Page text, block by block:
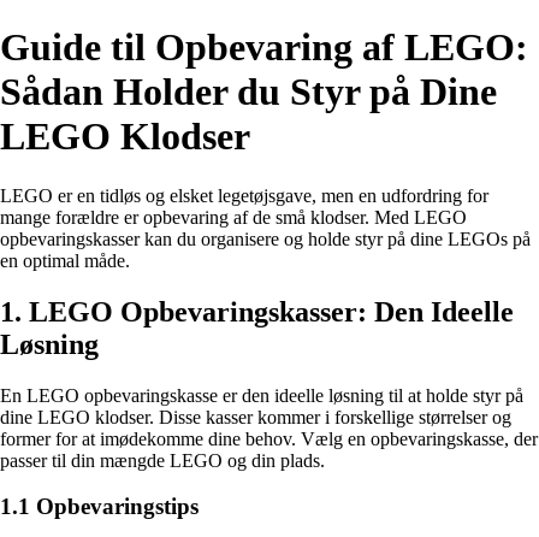
Guide til Opbevaring af LEGO:
Sådan Holder du Styr på Dine
LEGO Klodser
LEGO er en tidløs og elsket legetøjsgave, men en udfordring for
mange forældre er opbevaring af de små klodser. Med LEGO
opbevaringskasser kan du organisere og holde styr på dine LEGOs på
en optimal måde.
1. LEGO Opbevaringskasser: Den Ideelle
Løsning
En LEGO opbevaringskasse er den ideelle løsning til at holde styr på
dine LEGO klodser. Disse kasser kommer i forskellige størrelser og
former for at imødekomme dine behov. Vælg en opbevaringskasse, der
passer til din mængde LEGO og din plads.
1.1 Opbevaringstips